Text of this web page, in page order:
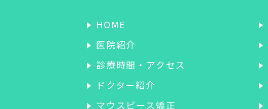
HOME
医院紹介
診療時間・アクセス
ドクター紹介
マウスピース矯正